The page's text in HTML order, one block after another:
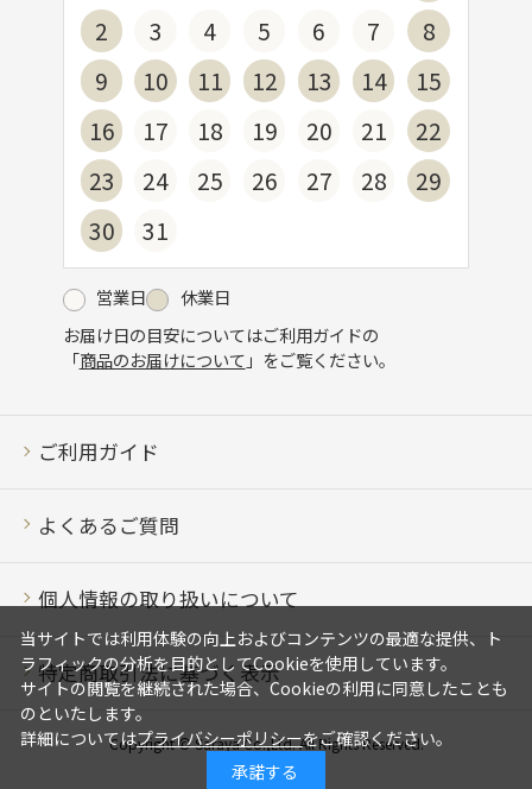
2
3 4 5 6 7
8
9
10 11 12 13 14
15
16
17 18 19 20 21
22
23
24 25 26 27 28
29
30
31
営業日
休業日
お届け日の目安についてはご利用ガイドの
「商品のお届けについて 」をご覧ください。
ご利用ガイド
よくあるご質問
個人情報の取り扱いについて
特定商取引法に基づく表示
Copyright © Saraya Co.,Ltd. All Rights Reserved.
当サイトでは利用体験の向上およびコンテンツの最適な提供、ト
ラフィックの分析を目的としてCookieを使用しています。
サイトの閲覧を継続された場合、Cookieの利用に同意したことも
のといたします。
詳細についてはプライバシーポリシーをご確認ください。
承諾する